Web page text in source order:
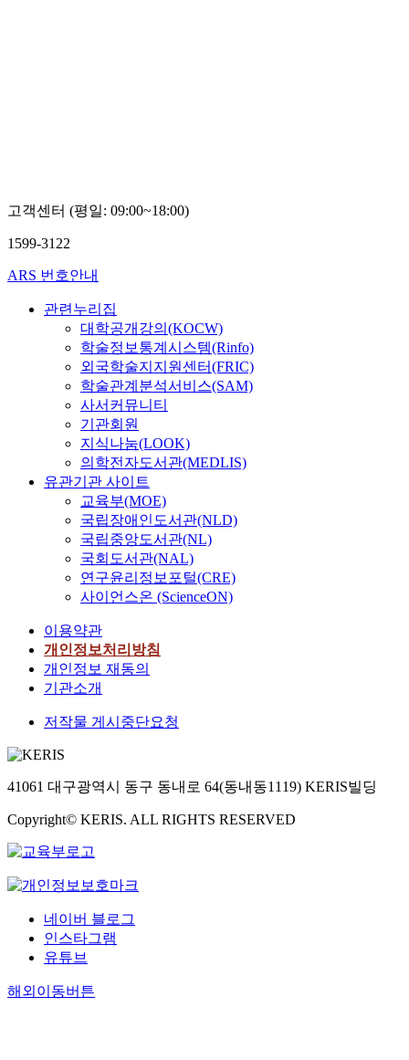
고객센터 (평일: 09:00~18:00)
1599-3122
ARS 번호안내
관련누리집
대학공개강의(KOCW)
학술정보통계시스템(Rinfo)
외국학술지지원센터(FRIC)
학술관계분석서비스(SAM)
사서커뮤니티
기관회원
지식나눔(LOOK)
의학전자도서관(MEDLIS)
유관기관 사이트
교육부(MOE)
국립장애인도서관(NLD)
국립중앙도서관(NL)
국회도서관(NAL)
연구윤리정보포털(CRE)
사이언스온 (ScienceON)
이용약관
개인정보처리방침
개인정보 재동의
기관소개
저작물 게시중단요청
41061 대구광역시 동구 동내로 64(동내동1119) KERIS빌딩
Copyright© KERIS. ALL RIGHTS RESERVED
네이버 블로그
인스타그램
유튜브
해외이동버튼